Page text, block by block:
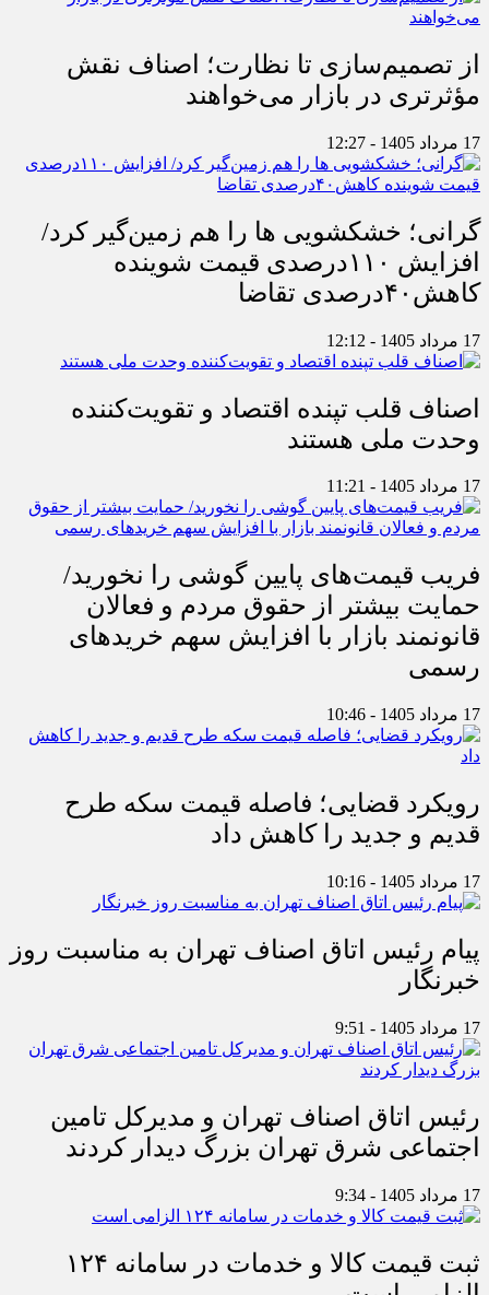
از تصمیم‌سازی تا نظارت؛ اصناف نقش
مؤثرتری در بازار می‌خواهند
17 مرداد 1405 - 12:27
گرانی؛ خشکشویی‌ ها را هم زمین‌گیر کرد/
افزایش ۱۱۰درصدی قیمت شوینده
کاهش۴۰درصدی تقاضا
17 مرداد 1405 - 12:12
اصناف قلب تپنده اقتصاد و تقویت‌کننده
وحدت ملی هستند
17 مرداد 1405 - 11:21
فریب قیمت‌های پایین گوشی را نخورید/
حمایت بیشتر از حقوق مردم و فعالان
قانونمند بازار با افزایش سهم خریدهای
رسمی
17 مرداد 1405 - 10:46
رویکرد قضایی؛ فاصله قیمت سکه طرح
قدیم و جدید را کاهش داد
17 مرداد 1405 - 10:16
پیام رئیس اتاق اصناف تهران به مناسبت روز
خبرنگار
17 مرداد 1405 - 9:51
رئیس اتاق اصناف تهران و مدیرکل تامین
اجتماعی شرق تهران بزرگ دیدار کردند
17 مرداد 1405 - 9:34
ثبت قیمت کالا و خدمات در سامانه ۱۲۴